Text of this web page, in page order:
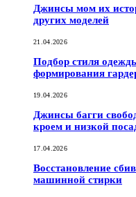
Джинсы мом их
других моделей
21.04.2026
Подбор стиля
формирования
19.04.2026
Джинсы багги
кроем и низкой
17.04.2026
Восстановление
машинной стирки